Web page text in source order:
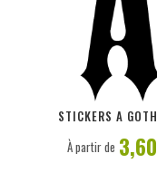
STICKERS A
PERSONNALISER
À partir de